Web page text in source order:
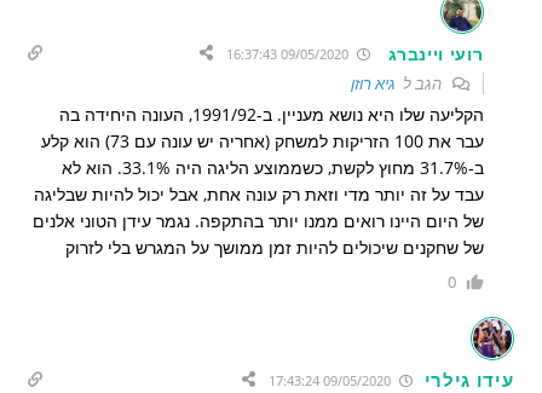
רועי ויינברג
הגב ל גיא רוזן
הקליעה שלו היא נושא מעניין. ב-1991/92, העונה היחידה בה
עבר את 100 הזריקות למשחק (אחריה יש עונה עם 73) הוא קלע
ב-31.7% מחוץ לקשת, כשממוצע הליגה היה 33.1%. הוא לא
עבד על זה יותר מדי וזאת רק עונה אחת, אבל יכול להיות שבליגה
של היום היינו רואים ממנו יותר בהתקפה. נגמר עידן הטוני אלנים
של שחקנים שיכולים להיות זמן ממושך על המגרש בלי לזרוק
0
עידו גילרי 09/05/2020 17:43:24